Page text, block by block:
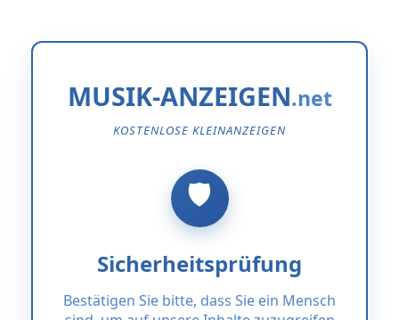
MUSIK-ANZEIGEN
KOSTENLOSE KLEINANZEIGEN
Sicherheitsprüfung
Bestätigen Sie bitte, dass Sie ein Mensch